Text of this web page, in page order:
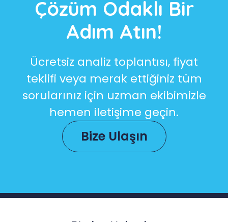
Çözüm Odaklı Bir
Adım Atın!
Ücretsiz analiz toplantısı, fiyat
teklifi veya merak ettiğiniz tüm
sorularınız için uzman ekibimizle
hemen iletişime geçin.
Bize Ulaşın